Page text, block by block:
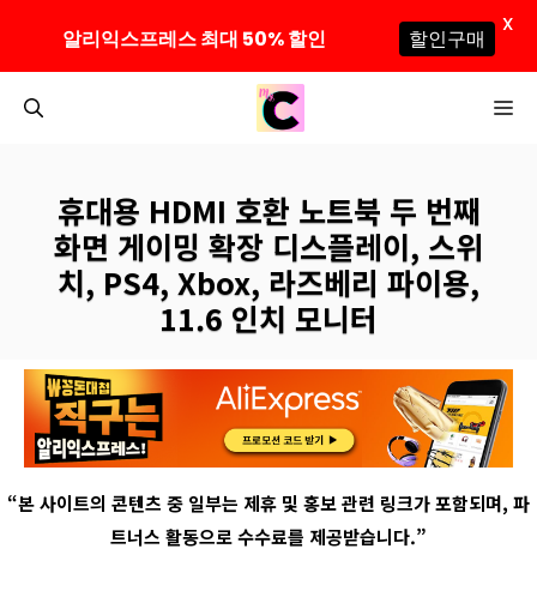
휴대용 HDMI 호환 노트북 두 번째
화면 게이밍 확장 디스플레이, 스위
치, PS4, Xbox, 라즈베리 파이용,
11.6 인치 모니터
“본 사이트의 콘텐츠 중 일부는 제휴 및 홍보 관련 링크가 포함되며, 파
트너스 활동으로 수수료를 제공받습니다.”
알리익스프레스 최대 50% 할인 할인구매
X